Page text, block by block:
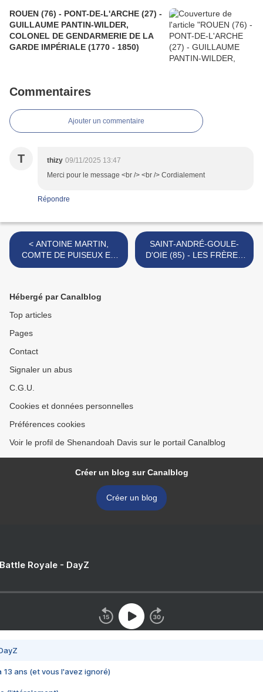
ROUEN (76) - PONT-DE-L'ARCHE (27) -
GUILLAUME PANTIN-WILDER,
COLONEL DE GENDARMERIE DE LA
GARDE IMPÉRIALE (1770 - 1850)
Commentaires
Ajouter un commentaire
T thizy 09/11/2025 13:47
Merci pour le message <br /> <br /> Cordialement
Répondre
< ANTOINE MARTIN,
COMTE DE PUISEUX ET
SES FILS, LOUIS ET
SAINT-ANDRÉ-GOULE-
D'OIE (85) - LES FRÈRES
GIRARD >
Hébergé par Canalblog
Top articles
Pages
Contact
Signaler un abus
C.G.U.
Cookies et données personnelles
Préférences cookies
Voir le profil de Shenandoah Davis sur le portail Canalblog
Créer un blog sur Canalblog
Créer un blog
Royale - DayZ
13 ans (et vous l'avez ignoré)